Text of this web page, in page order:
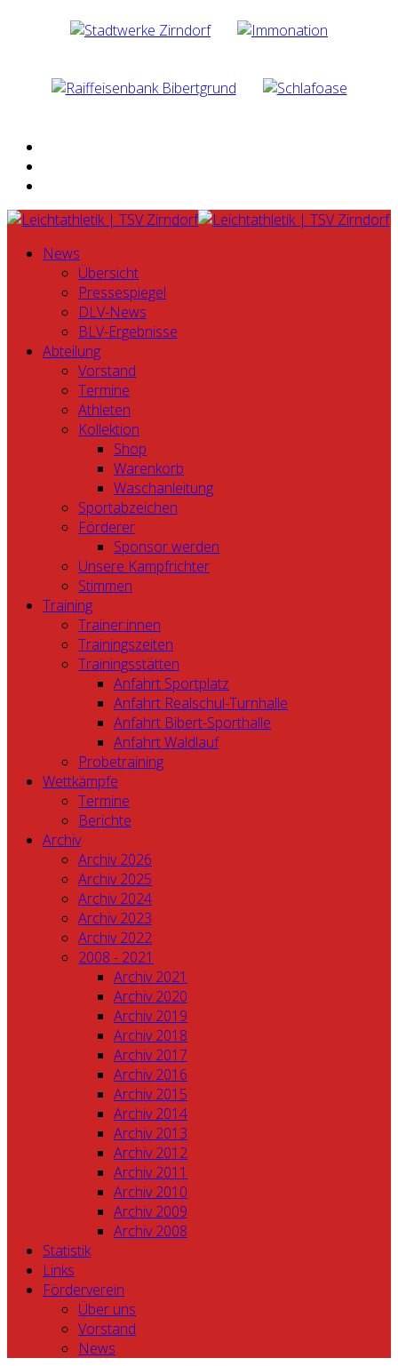
News
Übersicht
Pressespiegel
DLV-News
BLV-Ergebnisse
Abteilung
Vorstand
Termine
Athleten
Kollektion
Shop
Warenkorb
Waschanleitung
Sportabzeichen
Förderer
Sponsor werden
Unsere Kampfrichter
Stimmen
Training
Trainer:innen
Trainingszeiten
Trainingsstätten
Anfahrt Sportplatz
Anfahrt Realschul-Turnhalle
Anfahrt Bibert-Sporthalle
Anfahrt Waldlauf
Probetraining
Wettkämpfe
Termine
Berichte
Archiv
Archiv 2026
Archiv 2025
Archiv 2024
Archiv 2023
Archiv 2022
2008 - 2021
Archiv 2021
Archiv 2020
Archiv 2019
Archiv 2018
Archiv 2017
Archiv 2016
Archiv 2015
Archiv 2014
Archiv 2013
Archiv 2012
Archiv 2011
Archiv 2010
Archiv 2009
Archiv 2008
Statistik
Links
Förderverein
Über uns
Vorstand
News